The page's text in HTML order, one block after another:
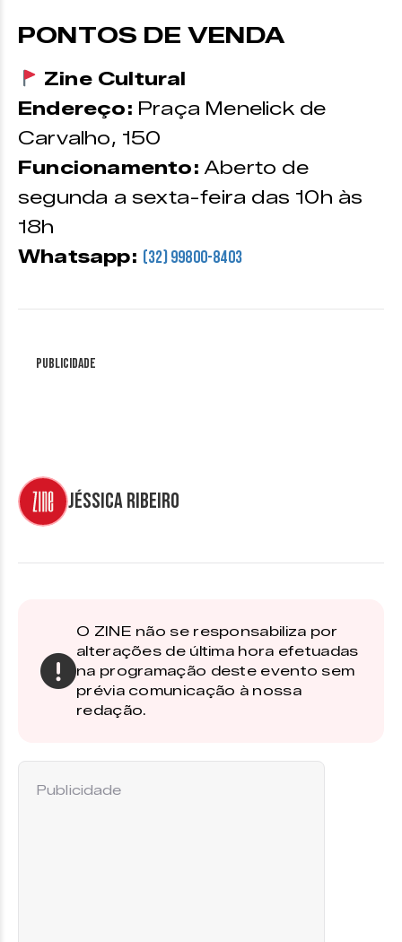
PONTOS DE VENDA
Zine Cultural
Endereço: Praça Menelick de
Carvalho, 150
Funcionamento: Aberto de
segunda a sexta-feira das 10h às
18h
Whatsapp: (32) 99800-8403
Publicidade
Jéssica Ribeiro
O ZINE não se responsabiliza por
alterações de última hora efetuadas
na programação deste evento sem
prévia comunicação à nossa
redação.
Publicidade